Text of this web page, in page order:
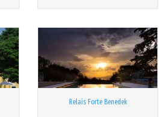
Relais Forte Benedek